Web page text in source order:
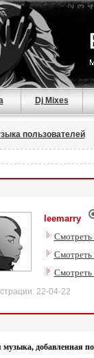
Dj Mixes
пользователей
leemarry
Смотреть
Смотреть
Смотреть
22-04-22
музыка, добавленная